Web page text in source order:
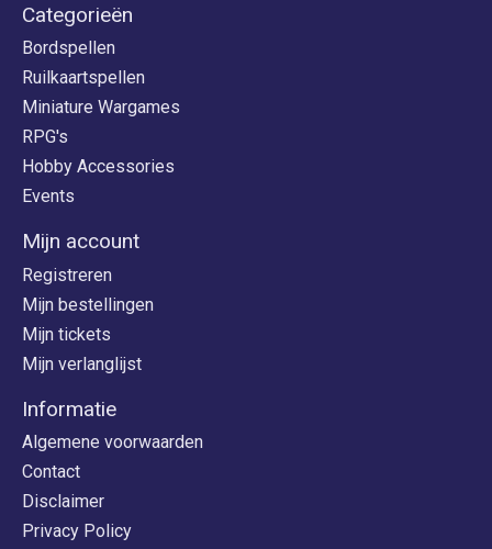
Categorieën
Bordspellen
Ruilkaartspellen
Miniature Wargames
RPG's
Hobby Accessories
Events
Mijn account
Registreren
Mijn bestellingen
Mijn tickets
Mijn verlanglijst
Informatie
Algemene voorwaarden
Contact
Disclaimer
Privacy Policy